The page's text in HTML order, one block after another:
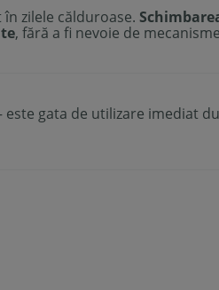
zilele călduroase.
, fără a fi nevoie de mecanisme
este gata de utilizare imediat